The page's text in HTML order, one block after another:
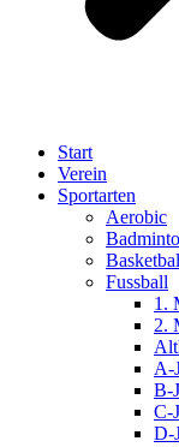
Start
Verein
Sportarten
Aerobic
Fussball
1.
2.
A-
B-
C-
D-